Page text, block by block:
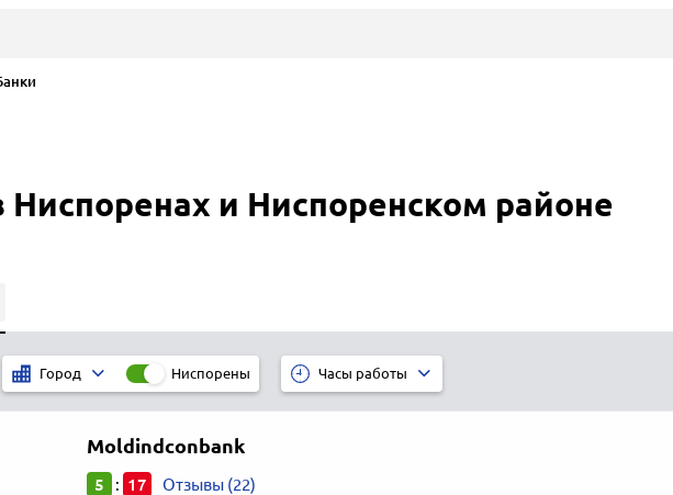
Ниспоренах и Ниспоренском районе
Город Ниспорены Часы работы
Moldindconbank
5 : 17 Отзывы (22)